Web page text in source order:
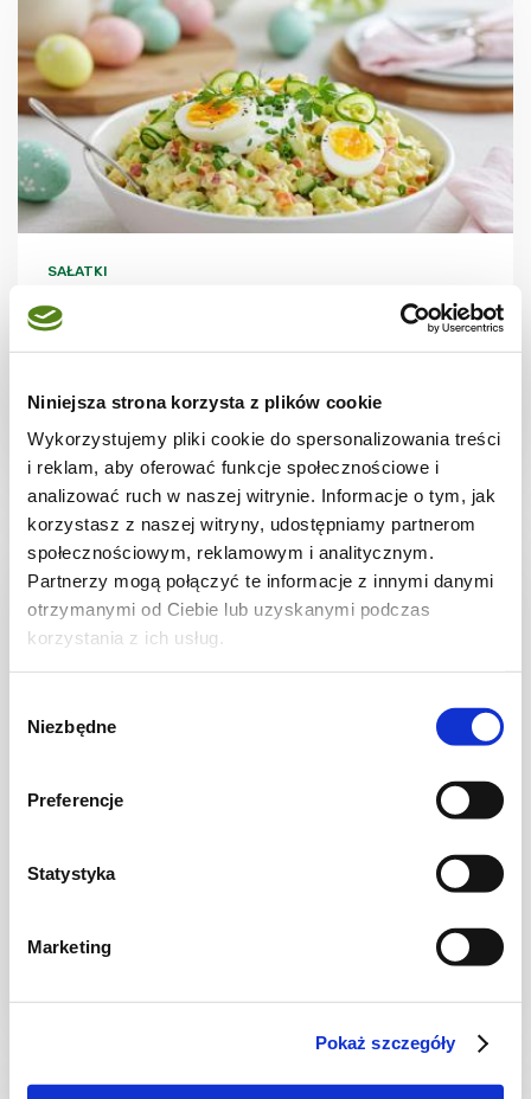
Niniejsza strona korzysta z plików cookie
Wykorzystujemy pliki cookie do spersonalizowania treści
i reklam, aby oferować funkcje społecznościowe i
analizować ruch w naszej witrynie. Informacje o tym, jak
korzystasz z naszej witryny, udostępniamy partnerom
społecznościowym, reklamowym i analitycznym.
Partnerzy mogą połączyć te informacje z innymi danymi
otrzymanymi od Ciebie lub uzyskanymi podczas
korzystania z ich usług.
zgody
Niezbędne
Preferencje
Statystyka
Marketing
Pokaż szczegóły
SAŁATKI
Lekka sałatka jajeczna bez majonezu
30 min. 499 kcal 6
Sałatka twarogowo-szpinakowa